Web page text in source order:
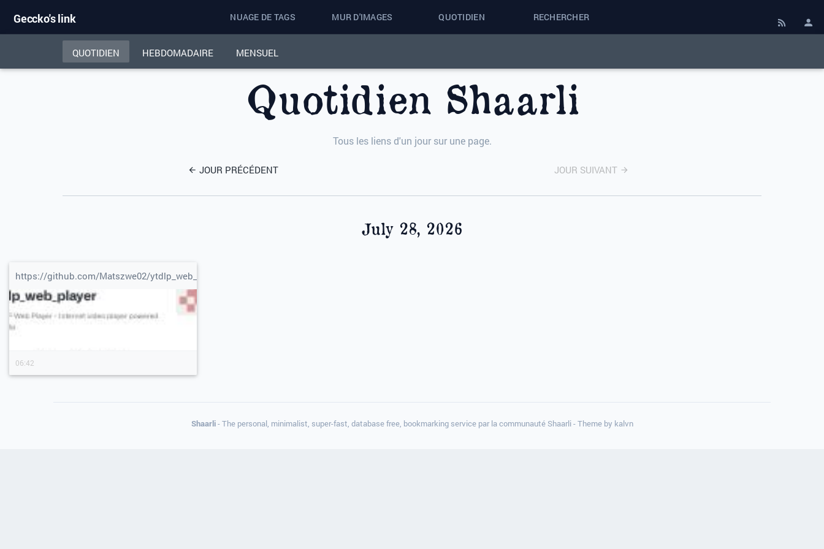
Geccko's link NUAGE DE TAGS MUR D'IMAGES QUOTIDIEN RECHERCHER
QUOTIDIEN HEBDOMADAIRE MENSUEL
Quotidien Shaarli
Tous les liens d'un jour sur une page.
JOUR PRÉCÉDENT JOUR SUIVANT
July 28, 2026
https://github.com/Matszwe02/ytdlp_web_player
06:42
Shaarli- The personal, minimalist, super-fast, database free, bookmarking service par la communauté Shaarli - Theme by kalvn